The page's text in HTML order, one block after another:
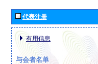
代表注册
有用信息
与会者名单